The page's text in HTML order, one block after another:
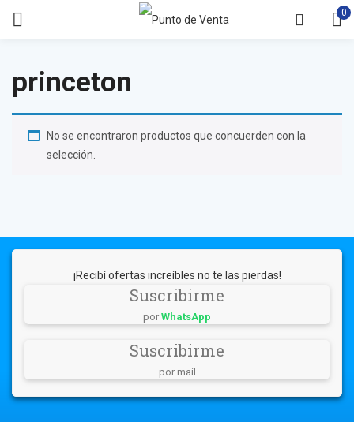
0
princeton
No se encontraron productos que concuerden con la
selección.
¡Recibí ofertas increíbles no te las pierdas!
Suscribirme
por WhatsApp
Suscribirme
por mail